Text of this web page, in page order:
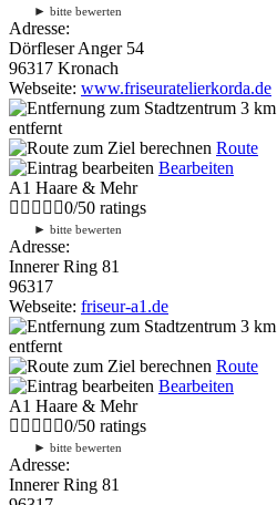
► bitte bewerten
Adresse:
Dörfleser Anger 54
96317 Kronach
Webseite: www.friseuratelierkorda.de
3 km
entfernt
Route
Bearbeiten
A1 Haare & Mehr
0/50 ratings
► bitte bewerten
Adresse:
Innerer Ring 81
96317
Webseite: friseur-a1.de
3 km
entfernt
Route
Bearbeiten
A1 Haare & Mehr
0/50 ratings
► bitte bewerten
Adresse:
Innerer Ring 81